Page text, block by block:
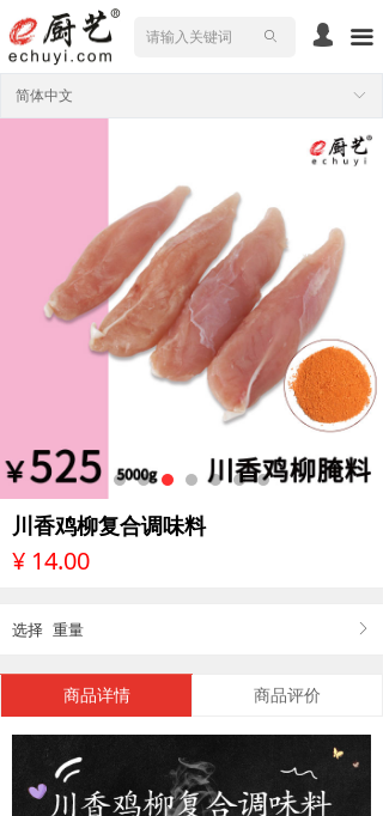
넙 끀
ꄙ
ꀅ
简体中文
川香鸡柳复合调味料
¥ 14.00
ꁕ
选择 重量
商品详情 商品评价